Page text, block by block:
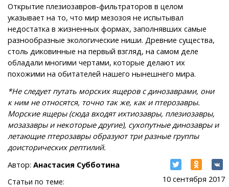
Открытие плезиозавров-фильтраторов в целом
указывает на то, что мир мезозоя не испытывал
недостатка в жизненных формах, заполнявших самые
разнообразные экологические ниши. Древние существа,
столь диковинные на первый взгляд, на самом деле
обладали многими чертами, которые делают их
похожими на обитателей нашего нынешнего мира.
*Не следует путать морских ящеров с динозаврами, они
к ним не относятся, точно так же, как и птерозавры.
Морские ящеры (сюда входят ихтиозавры, плезиозавры,
мозазавры и некоторые другие), сухопутные динозавры и
летающие птерозавры образуют три разные группы
доисторических рептилий.
10 сентября 2017
Автор: Анастасия Субботина
Статьи по теме: